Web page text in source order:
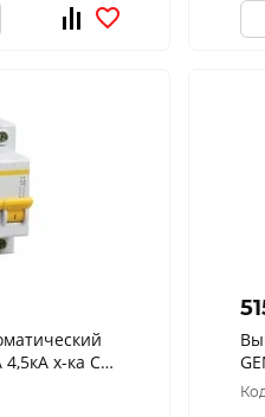
4,5кА х-ка С